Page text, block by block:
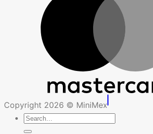
Copyright 2026 © MiniMex
Search